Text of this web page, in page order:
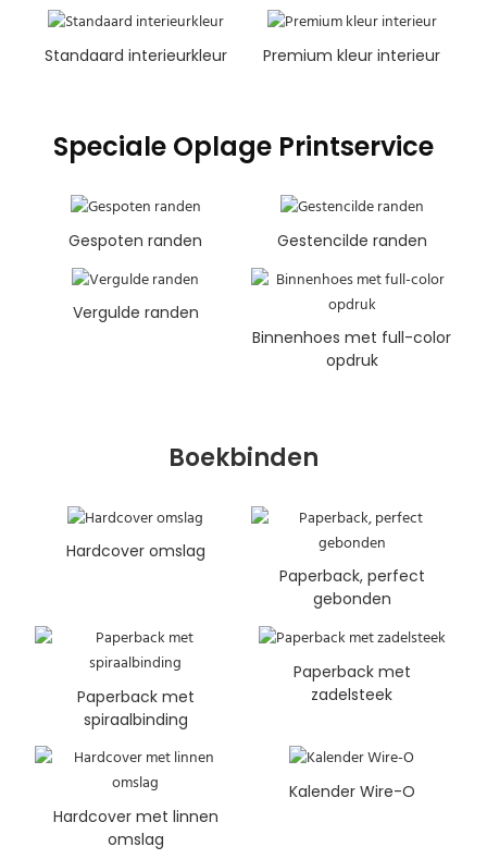
Standaard interieurkleur Premium kleur interieur
Speciale Oplage Printservice
Gespoten randen Gestencilde randen
Vergulde randen
Binnenhoes met full-color
opdruk
Boekbinden
Hardcover omslag
Paperback, perfect
gebonden
Paperback met
spiraalbinding
Paperback met
zadelsteek
Hardcover met linnen
omslag
Kalender Wire-O